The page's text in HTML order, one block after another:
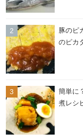
豚のピ
のピカ
簡単に
煮レシ